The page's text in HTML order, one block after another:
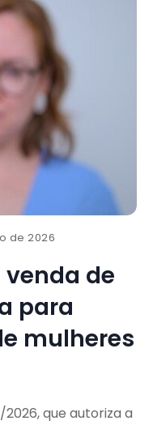
de 2026
de
para
mulheres
2026, que autoriza a